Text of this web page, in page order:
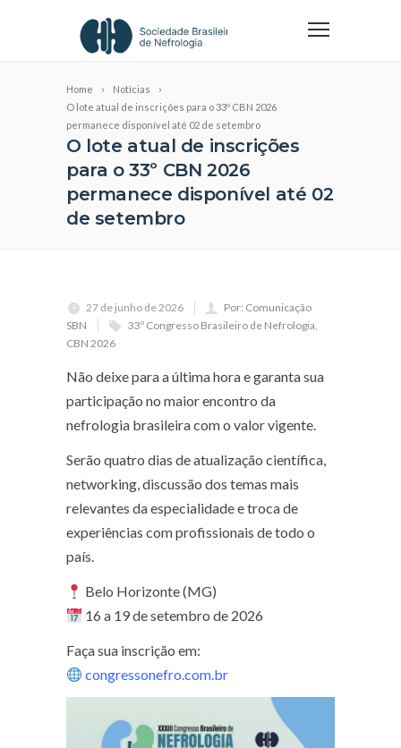
Home
Notícias
O lote atual de inscrições para o 33º CBN 2026
permanece disponível até 02 de setembro
O lote atual de inscrições
para o 33º CBN 2026
permanece disponível até 02
de setembro
27 de junho de 2026
Por: Comunicação
SBN
33º Congresso Brasileiro de Nefrologia,
CBN 2026
Não deixe para a última hora e garanta sua
participação no maior encontro da
nefrologia brasileira com o valor vigente.
Serão quatro dias de atualização científica,
networking, discussão dos temas mais
relevantes da especialidade e troca de
experiências com profissionais de todo o
país.
Belo Horizonte (MG)
16 a 19 de setembro de 2026
Faça sua inscrição em:
congressonefro.com.br